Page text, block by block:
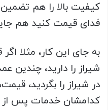
کیفیت بالا را هم تضمین
فدای قیمت کنید هم
به جای این کار، مثلا
شیراز را دارید،
در شیراز را بگردید،
کدامشان خدمات پس از